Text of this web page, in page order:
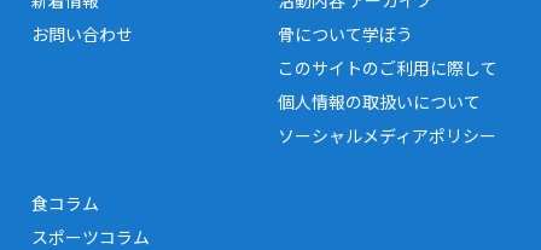
お問い合わせ
骨について学ぼう
このサイトのご利用に際して
個人情報の取扱いについて
ソーシャルメディアポリシー
食コラム
スポーツコラム